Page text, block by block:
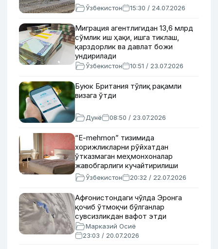
Ўзбекистон 15:30 / 24.07.2026
Миграция агентлигидан 13,6 млрд
сўмлик иш ҳақи, ишга тиклаш,
қарздорлик ва давлат божи
ундирилади
Ўзбекистон 10:51 / 23.07.2026
Буюк Британия тўлиқ рақамли
визага ўтди
Дунё 08:50 / 23.07.2026
“E-mehmon” тизимида
хорижликларни рўйхатдан
ўтказмаган меҳмонхоналар
жавобгарлиги кучайтирилиши
мумкин
Ўзбекистон 20:32 / 22.07.2026
Афғонистондаги чўлда Эронга
қочиб ўтмоқчи бўлганлар
сувсизликдан вафот этди
Марказий Осиё
23:03 / 20.07.2026